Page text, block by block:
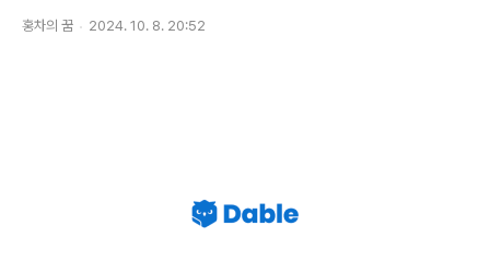
홍차의 꿈 2024. 10. 8. 20:52